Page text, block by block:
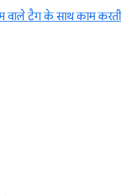
वाले टैग के साथ काम करती